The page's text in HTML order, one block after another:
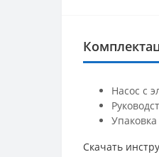
Насос с
Упаковка
Скачать